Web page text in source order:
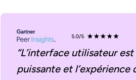
“L’interface utilisateur
puissante et l’expérience